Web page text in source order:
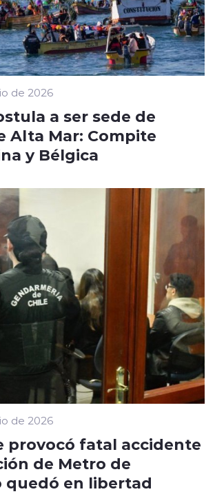
de 2026
a ser sede de
Alta Mar: Compite
y Bélgica
de 2026
provocó fatal accidente
de Metro de
quedó en libertad